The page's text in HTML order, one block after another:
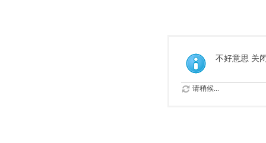
不好意思 关
请稍候...